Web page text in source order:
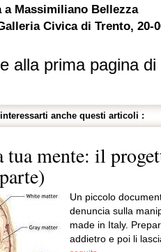
a Massimiliano Bellezza
Civica di Trento, 20-
alla prima pagina di
anche questi articoli :
tua mente: il
Un piccolo
denuncia sulla
made in Italy.
addietro e poi li